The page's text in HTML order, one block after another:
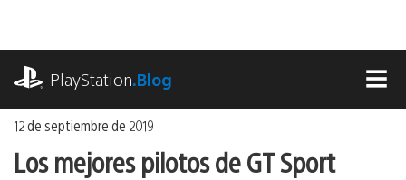
contenido
PlayStation.Blog
12 de septiembre de 2019
Los mejores pilotos de GT Sport